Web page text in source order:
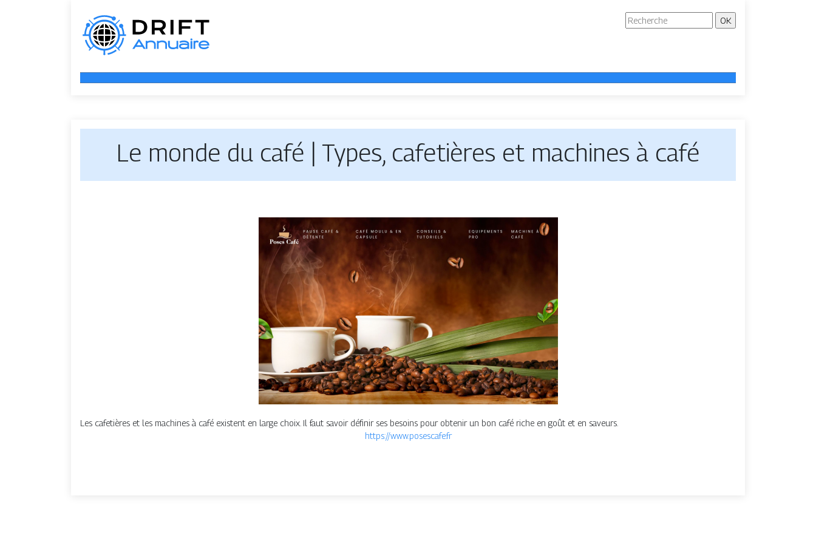
Le monde du café | Types, cafetières et machines à café
Les cafetières et les machines à café existent en large choix. Il faut savoir définir ses besoins pour obtenir un bon café riche en goût et en saveurs.
https://www.posescafe.fr